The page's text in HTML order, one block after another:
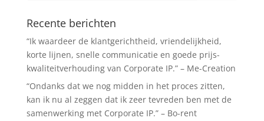
Recente berichten
“Ik waardeer de klantgerichtheid, vriendelijkheid,
korte lijnen, snelle communicatie en goede prijs-
kwaliteitverhouding van Corporate IP.” – Me-Creation
“Ondanks dat we nog midden in het proces zitten,
kan ik nu al zeggen dat ik zeer tevreden ben met de
samenwerking met Corporate IP.” – Bo-rent